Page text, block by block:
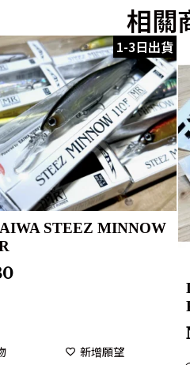
相關
1-3日出貨
STEEZ MINNOW
新增願望